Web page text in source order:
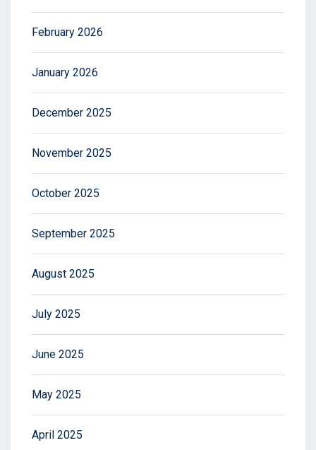
February 2026
January 2026
December 2025
November 2025
October 2025
September 2025
August 2025
July 2025
June 2025
May 2025
April 2025